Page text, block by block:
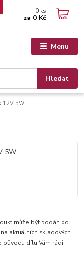
Menu
Hledat
0 ks
za 0 Kč
12V 5W
může být dodán od
aktuálních skladových
původu dílu Vám rádi